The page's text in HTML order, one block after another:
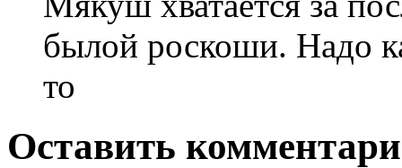
былой роскоши. Надо
то
Оставить